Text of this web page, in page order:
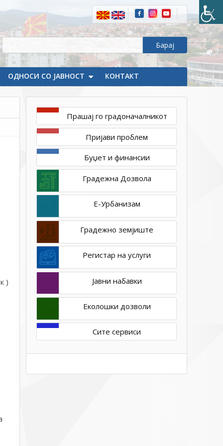
ОДНОСИ СО ЈАВНОСТ КОНТАКТ
за
одбележување
147
години
од
Разловечкото
востание
)
Прашај го градоначалникот
Пријави проблем
Буџет и финансии
Градежна Дозвола
Е-Урбанизам
Градежно земјиште
Регистар на услуги
Јавни набавки
Еколошки дозволи
Сите сервиси